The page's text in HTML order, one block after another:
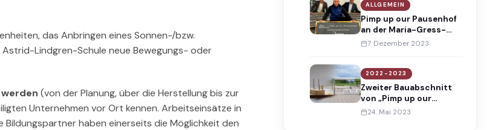
das Anbringen eines Sonnen-/bzw.
Lindgren-Schule neue Bewegungs- oder
(von der Planung, über die Herstellung bis zur
Unternehmen vor Ort kennen. Arbeitseinsätze in
Bildungspartner haben einerseits die Möglichkeit den
ALLGEMEIN
Pimp up our Pausenhof
an der Maria-Gress-
Schule
7. Dezember 2023
2022-2023
Zweiter Bauabschnitt
von „Pimp up our
Pausenhof“
24. Mai 2023